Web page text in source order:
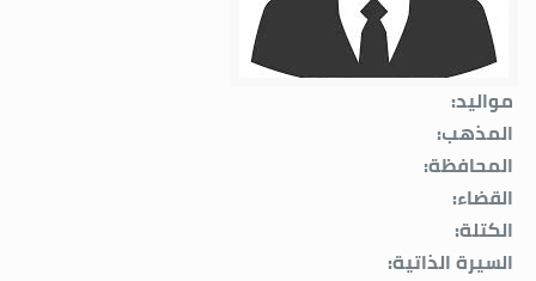
مواليد:
المذهب:
المحافظة:
القضاء:
الكتلة:
السيرة الذاتية: